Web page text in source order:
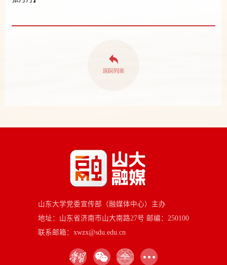
山东大学党委宣传部（融媒体中心）主办
地址：山东省济南市山大南路27号 邮编：250100
联系邮箱：xwzx@sdu.edu.cn